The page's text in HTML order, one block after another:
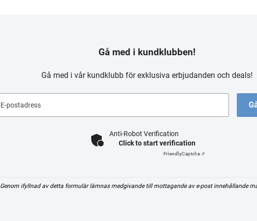
Gå med i kundklubben!
Gå med i vår kundklubb för exklusiva erbjudanden och deals!
E-postadress
Anti-Robot Verification
Click to start verification
FriendlyCaptcha ⇗
Genom ifyllnad av detta formulär lämnas medgivande till mottagande av e-post innehållande